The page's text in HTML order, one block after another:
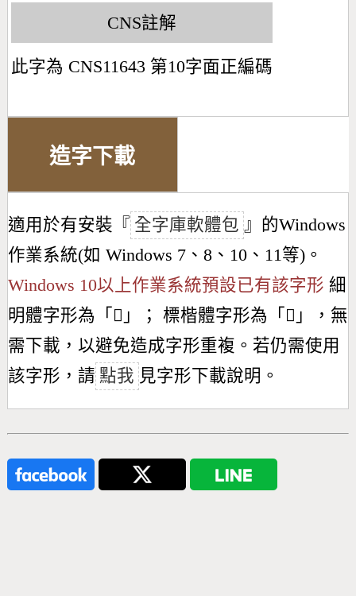
CNS註解
此字為 CNS11643 第10字面正編碼
造字下載
適用於有安裝『 全字庫軟體包 』的Windows
作業系統(如 Windows 7、8、10、11等)。
Windows 10以上作業系統預設已有該字形 細
明體字形為「 𢔖 」； 標楷體字形為「 𢔖 」，無
需下載，以避免造成字形重複。若仍需使用
該字形，請 點我 見字形下載說明。